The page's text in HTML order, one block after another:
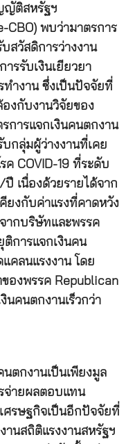
ญัติสหรัฐฯ
CBO) พบว่ามาตรการ
สวัสดิการว่างงาน
ารรับเงินเยียวยา
ทำงาน ซึ่งเป็นปัจจัยที่
องกับงานวิจัยของ
การแจกเงินคนตกงาน
บกลุ่มผู้ว่างงานที่เคย
ค COVID-19 ที่ระดับ
เนื่องด้วยรายได้จาก
ยงกับค่าแรงที่คาดหวัง
ากบริษัทและพรรค
ติการแจกเงินคน
คลนแรงงาน โดย
องพรรค Republican
นคนตกงานเร็วกว่า
นตกงานเป็นเพียงมูล
จ่ายผลตอบแทน
รษฐกิจเป็นอีกปัจจัยที่
นสถิติแรงงานสหรัฐฯ